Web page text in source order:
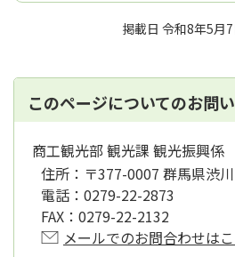
掲載日 令和8年5月7
このページについてのお問
商工観光部 観光課 観光振興係
住所： 〒377-0007 群馬県渋
電話： 0279-22-2873
FAX： 0279-22-2132
メールでのお問合わせは